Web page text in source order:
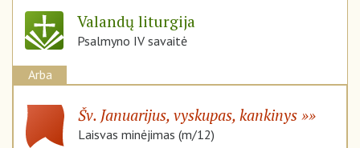
Valandų liturgija
Psalmyno IV savaitė
Arba
Šv. Januarijus, vyskupas, kankinys
Laisvas minėjimas (m/12)